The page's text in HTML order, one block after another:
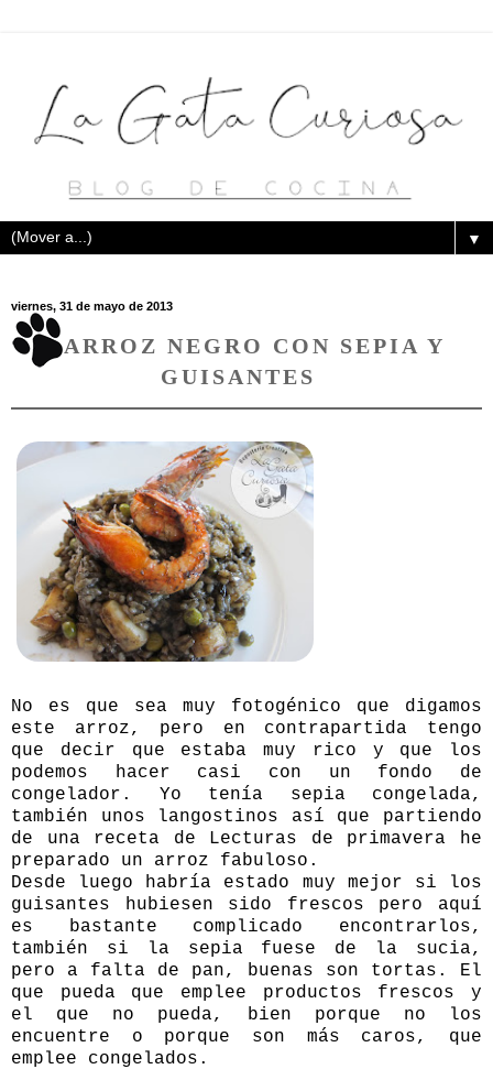
▼
viernes, 31 de mayo de 2013
ARROZ NEGRO CON SEPIA Y
GUISANTES
No es que sea muy fotogénico que digamos
este arroz, pero en contrapartida tengo
que decir que estaba muy rico y que los
podemos hacer casi con un fondo de
congelador. Yo tenía sepia congelada,
también unos langostinos así que partiendo
de una receta de Lecturas de primavera he
preparado un arroz fabuloso.
Desde luego habría estado muy mejor si los
guisantes hubiesen sido frescos pero aquí
es bastante complicado encontrarlos,
también si la sepia fuese de la sucia,
pero a falta de pan, buenas son tortas. El
que pueda que emplee productos frescos y
el que no pueda, bien porque no los
encuentre o porque son más caros, que
emplee congelados.